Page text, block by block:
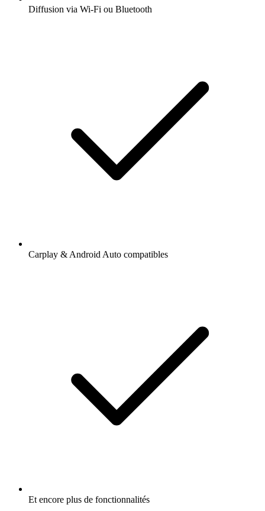
Diffusion via Wi-Fi ou Bluetooth
Carplay & Android Auto compatibles
Et encore plus de fonctionnalités